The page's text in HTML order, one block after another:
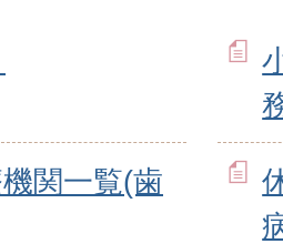
関一覧(歯